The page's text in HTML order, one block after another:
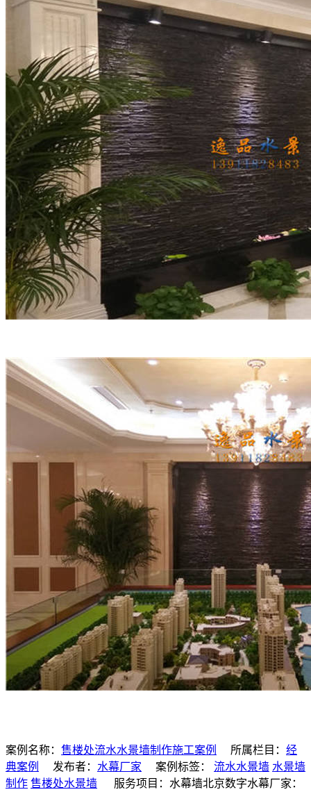
案例名称： 售楼处流水水景墙制作施工案例 所属栏目： 经
典案例
发布者： 水幕厂家 案例标签： 流水水景墙 水景墙
制作 售楼处水景墙 服务项目：水幕墙北京数字水幕厂家：